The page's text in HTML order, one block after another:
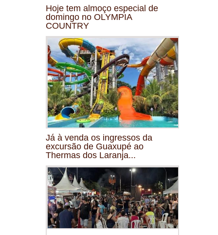
Hoje tem almoço especial de
domingo no OLYMPIA
COUNTRY
Já à venda os ingressos da
excursão de Guaxupé ao
Thermas dos Laranja...